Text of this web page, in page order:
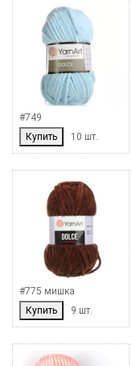
#749
Купить
10 шт.
#775 мишка
Купить
9 шт.